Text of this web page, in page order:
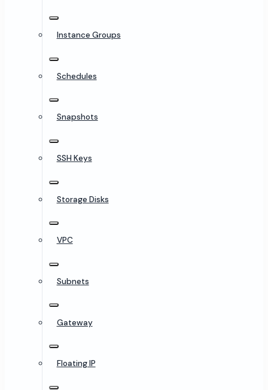
Instance Groups
Schedules
Snapshots
SSH Keys
Storage Disks
VPC
Subnets
Gateway
Floating IP